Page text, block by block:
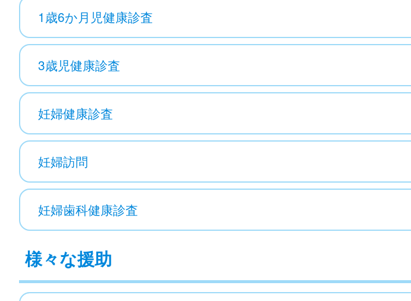
1歳6か月児健康診査
3歳児健康診査
妊婦健康診査
妊婦訪問
妊婦歯科健康診査
様々な援助